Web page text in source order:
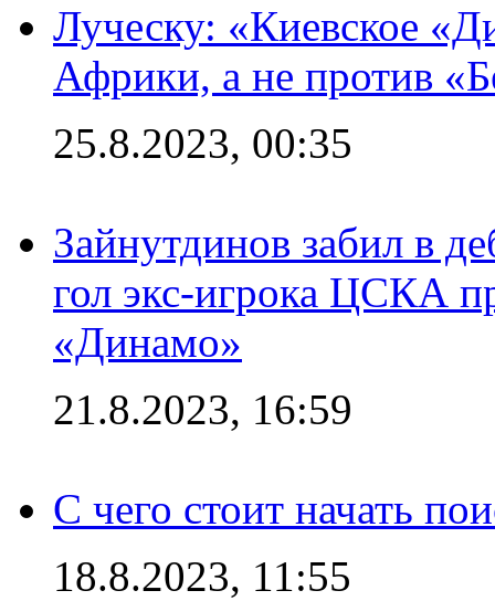
Луческу: «Киевское
Африки, а не против
25.8.2023, 00:35
Зайнутдинов забил в
гол экс-игрока ЦСКА
«Динамо»
21.8.2023, 16:59
С чего стоит начать
18.8.2023, 11:55